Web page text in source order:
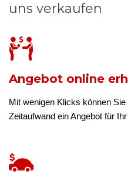
uns verkaufen
Angebot online
Mit wenigen Klicks können
Zeitaufwand ein Angebot für